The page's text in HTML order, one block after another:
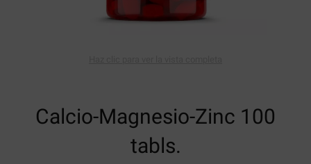
Calcio-Magnesio-Zinc 100
tabls.